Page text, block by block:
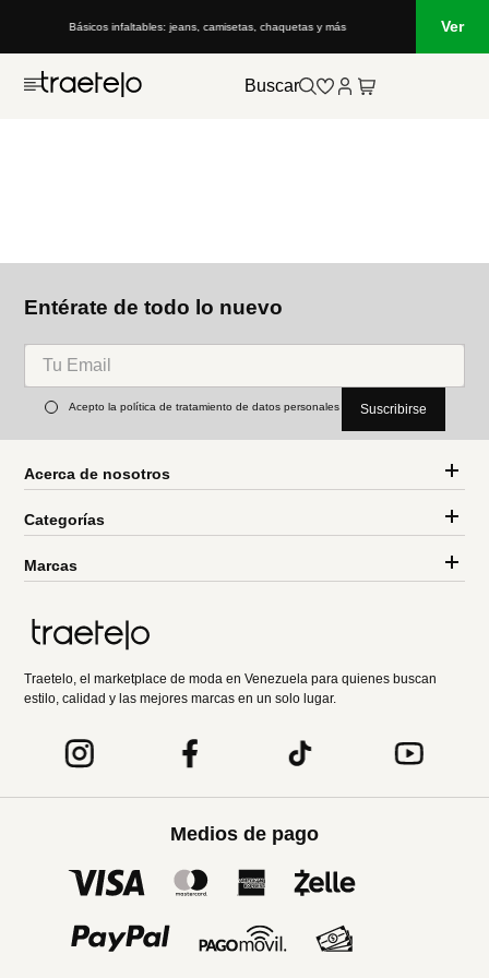
Básicos infaltables: jeans, camisetas, chaquetas y más Ver
Buscar
Entérate de todo lo nuevo
Acepto la política de tratamiento de datos personales Suscribirse
Acerca de nosotros
Categorías
Marcas
Traetelo, el marketplace de moda en Venezuela para quienes buscan
estilo, calidad y las mejores marcas en un solo lugar.
Medios de pago